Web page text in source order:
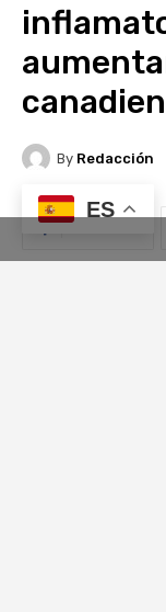
ES